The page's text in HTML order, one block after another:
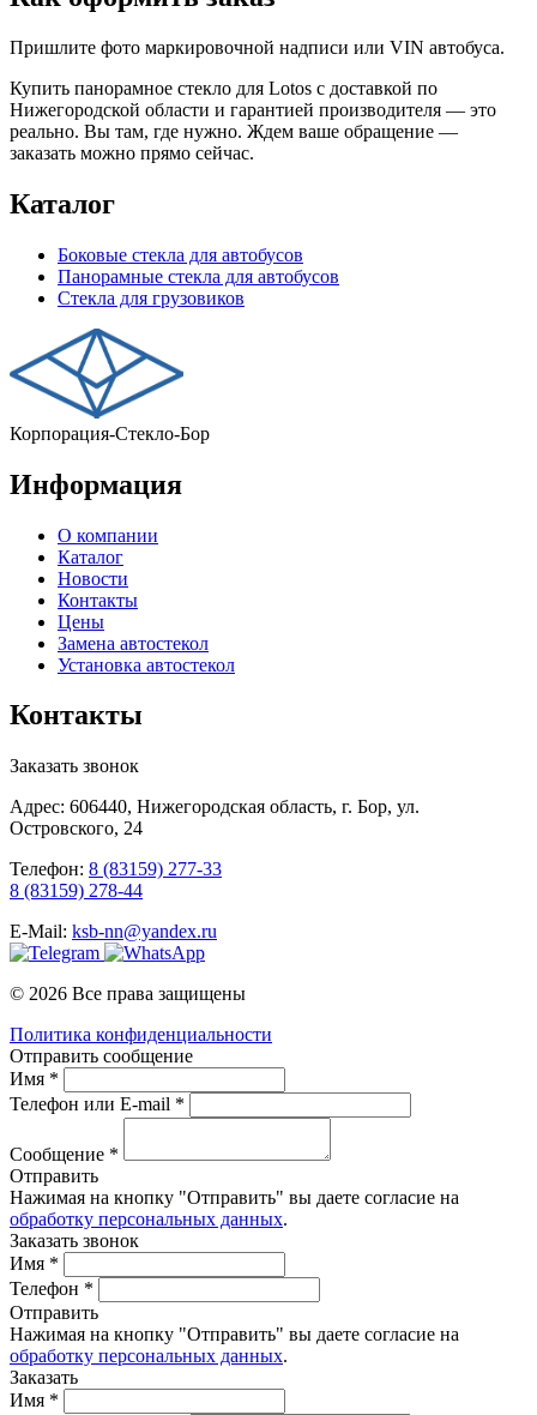
Пришлите фото маркировочной надписи или VIN автобуса.
Купить панорамное стекло для Lotos с доставкой по
Нижегородской области и гарантией производителя — это
реально. Вы там, где нужно. Ждем ваше обращение —
заказать можно прямо сейчас.
Каталог
Боковые стекла для автобусов
Панорамные стекла для автобусов
Стекла для грузовиков
Корпорация-Стекло-Бор
Информация
О компании
Каталог
Новости
Контакты
Цены
Замена автостекол
Установка автостекол
Контакты
Заказать звонок
Адрес: 606440, Нижегородская область, г. Бор, ул.
Островского, 24
Телефон: 8 (83159) 277-33
8 (83159) 278-44
E-Mail: ksb-nn@yandex.ru
© 2026 Все права защищены
Политика конфиденциальности
Отправить сообщение
Имя *
Телефон или E-mail *
Сообщение *
Отправить
Нажимая на кнопку "Отправить" вы даете согласие на
обработку персональных данных.
Заказать звонок
Имя *
Телефон *
Отправить
Нажимая на кнопку "Отправить" вы даете согласие на
обработку персональных данных.
Заказать
Имя *